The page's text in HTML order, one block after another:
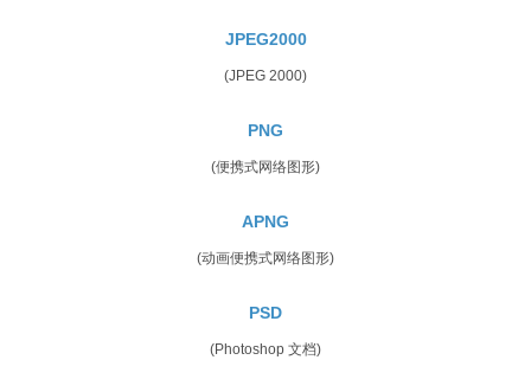
JPEG2000
(JPEG 2000)
PNG
(便携式网络图形)
APNG
(动画便携式网络图形)
PSD
(Photoshop 文档)